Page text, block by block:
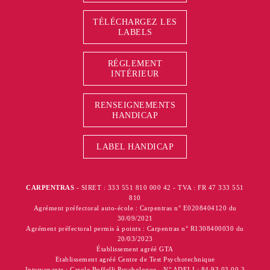
TÉLÉCHARGEZ LES
LABELS
RÉGLEMENT
INTÉRIEUR
RENSEIGNEMENTS
HANDICAP
LABEL HANDICAP
CARPENTRAS - SIRET : 333 551 810 000 42 - TVA : FR 47 333 551
810
Agrément préfectoral auto-école : Carpentras n° E0208404120 du
30/09/2021
Agrément préfectoral permis à points : Carpentras n° R1308400030 du
20/03/2023
Établissement agréé GTA
Etablissement agréé Centre de Test Psychotechnique